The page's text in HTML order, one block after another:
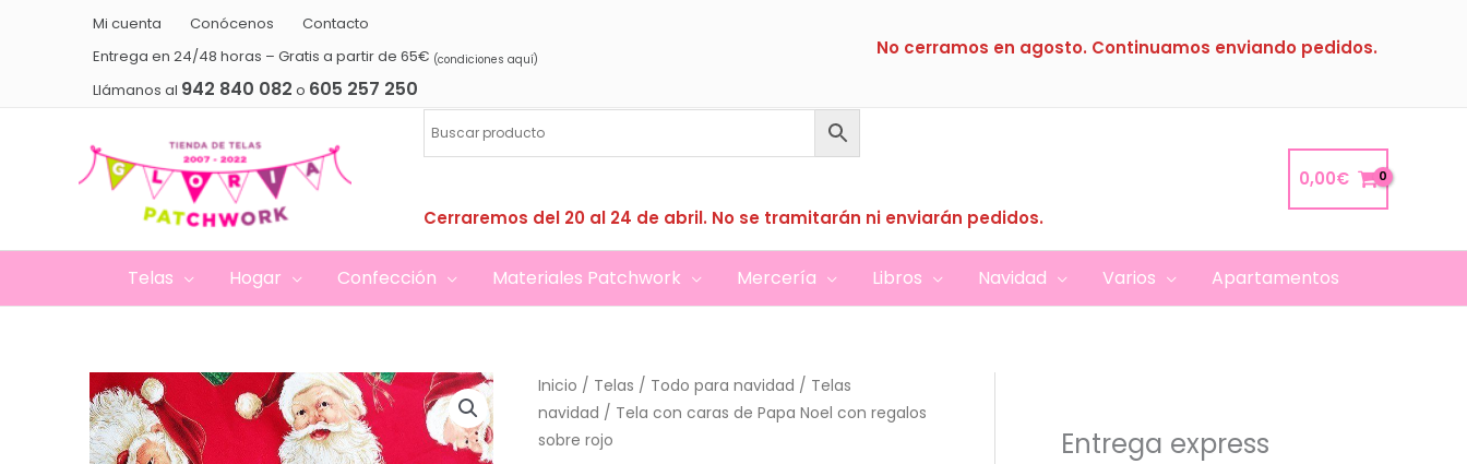
Mi cuenta Conócenos
Contacto
Entrega en 24/48 horas – Gratis a partir de 65€ (condiciones aquí)
Llámanos al 942 840 082 o 605 257 250
No cerramos en agosto. Continuamos enviando pedidos.
Cerraremos del 20 al 24 de abril. No se tramitarán ni enviarán pedidos.
0,00€
Telas Hogar Confección Materiales Patchwork Mercería Libros Navidad Varios Apartamentos
Inicio / Telas / Todo para navidad / Telas
navidad / Tela con caras de Papa Noel con regalos
sobre rojo
Entrega express